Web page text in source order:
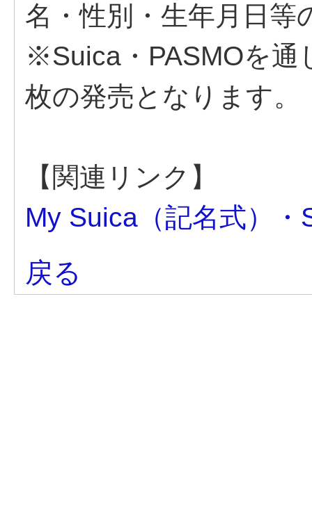
名・性別・生年月日等
※Suica・PASMOを通
枚の発売となります。
【関連リンク】
My Suica（記名式）
戻る